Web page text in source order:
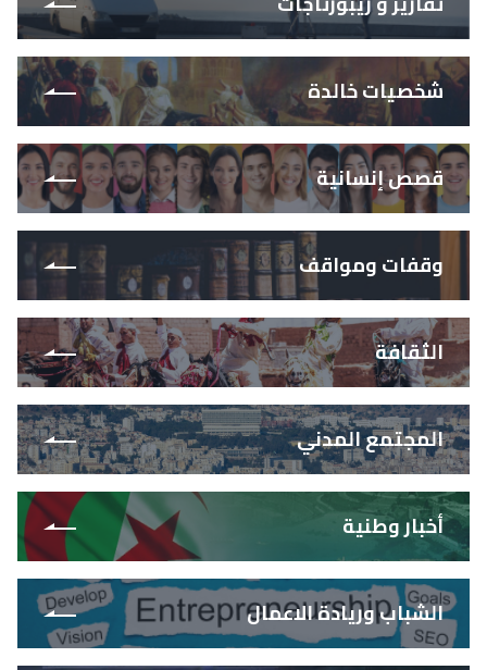
شخصيات خالدة
قصص إنسانية
وقفات ومواقف
الثقافة
المجتمع المدني
أخبار وطنية
الشباب وريادة الاعمال